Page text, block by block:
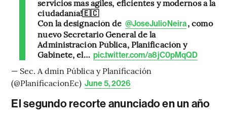
servicios más ágiles, eficientes y modernos a la
ciudadanía!🇪🇨
Con la designación de @JoseJulioNeira, como
nuevo Secretario General de la
Administración Pública, Planificación y
Gabinete, el… pic.twitter.com/a8jC0pMqQD
— Sec. A dmin Pública y Planificación
(@PlanificacionEc) June 5, 2026
El segundo recorte anunciado en un año